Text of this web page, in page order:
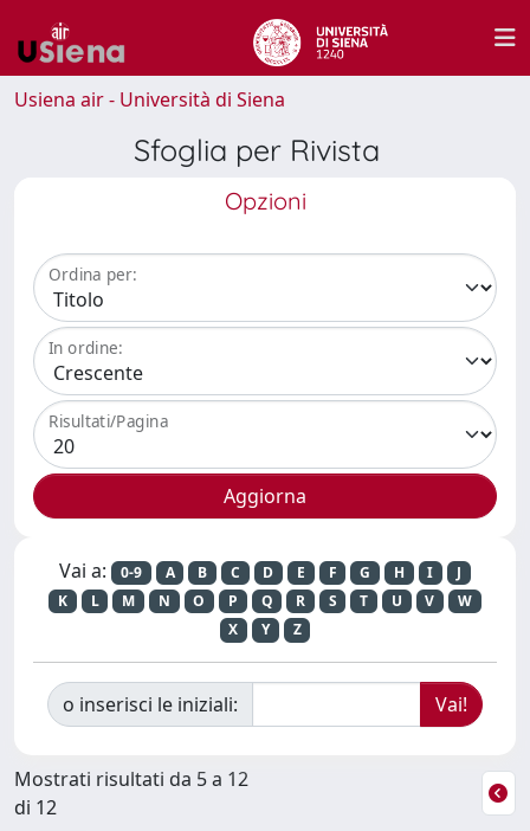
Usiena air - Università di Siena
Sfoglia per Rivista
Opzioni
Ordina per:
In ordine:
Risultati/Pagina
Vai a: 0-9 A B C D E F G H I
J
K
L M N O P Q R S T U V
W
X
Y Z
o inserisci le iniziali:
Mostrati risultati da 5 a 12
di 12